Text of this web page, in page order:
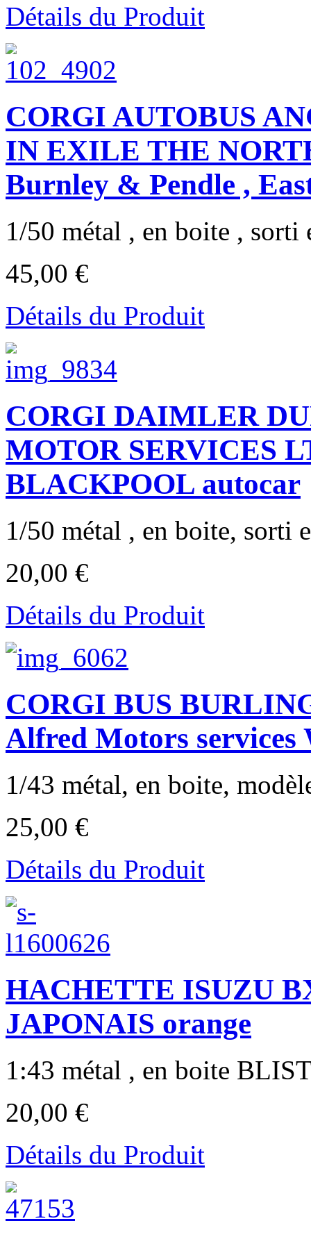
Détails du Produit
CORGI AUTOBUS
IN EXILE THE
Burnley & Pendle ,
1/50 métal , en boite , sorti
45,00 €
Détails du Produit
CORGI DAIMLER
MOTOR SERVICES
BLACKPOOL autocar
1/50 métal , en boite, sorti
20,00 €
Détails du Produit
CORGI BUS
Alfred Motors services
1/43 métal, en boite,
25,00 €
Détails du Produit
HACHETTE ISUZU
JAPONAIS orange
1:43 métal , en boite
20,00 €
Détails du Produit